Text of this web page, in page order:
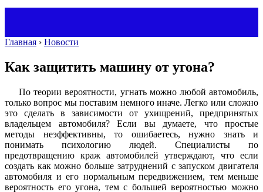
Главная › Новости
Как защитить машину от угона?
По теории вероятности, угнать можно любой автомобиль,
только вопрос мы поставим немного иначе. Легко или сложно
это сделать в зависимости от ухищрений, предпринятых
владельцем автомобиля? Если вы думаете, что простые
методы неэффективны, то ошибаетесь, нужно знать и
понимать психологию людей. Специалисты по
предотвращению краж автомобилей утверждают, что если
создать как можно больше затруднений с запуском двигателя
автомобиля и его нормальным передвижением, тем меньше
вероятность его угона, тем с большей вероятностью можно